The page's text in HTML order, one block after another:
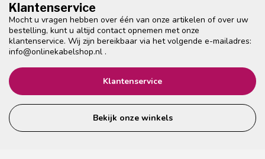
Klantenservice
Mocht u vragen hebben over één van onze artikelen of over uw
bestelling, kunt u altijd contact opnemen met onze
klantenservice. Wij zijn bereikbaar via het volgende e-mailadres:
info@onlinekabelshop.nl .
Klantenservice
Bekijk onze winkels